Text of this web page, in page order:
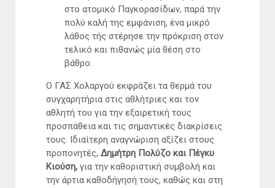
στο ατομικό Παγκορασίδων, παρά την
πολύ καλή της εμφάνιση, ένα μικρό
λάθος τής στέρησε την πρόκριση στον
τελικό και πιθανώς μία θέση στο
βάθρο.
Ο ΓΑΣ Χολαργού εκφράζει τα θερμά του
συγχαρητήρια στις αθλήτριες και τον
αθλητή του για την εξαιρετική τους
προσπάθεια και τις σημαντικές διακρίσεις
τους. Ιδιαίτερη αναγνώριση αξίζει στους
προπονητές, Δημήτρη Πολύζο και Πέγκυ
Κιούση, για την καθοριστική συμβολή και
την άρτια καθοδήγησή τους, καθώς και στη